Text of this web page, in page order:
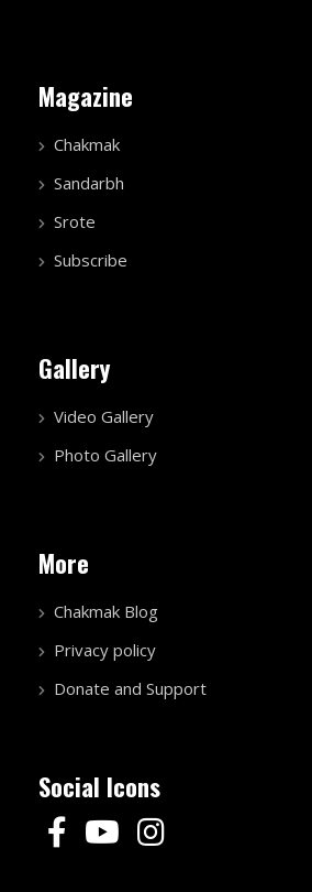
Magazine
Chakmak
Sandarbh
Srote
Subscribe
Gallery
Video Gallery
Photo Gallery
More
Chakmak Blog
Privacy policy
Donate and Support
Social Icons